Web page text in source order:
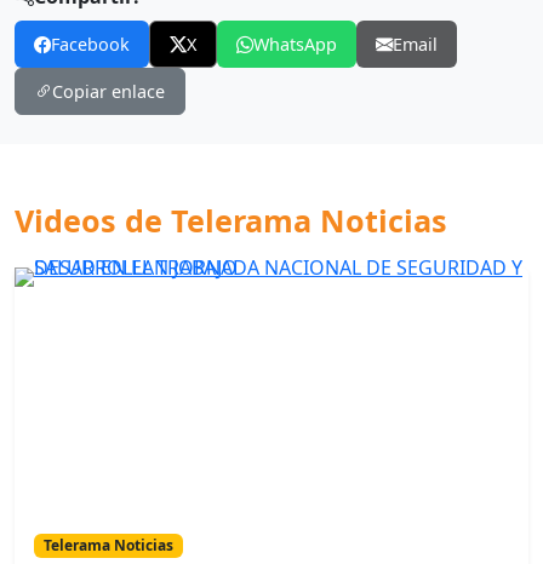
Facebook X WhatsApp Email
Copiar enlace
Videos de Telerama Noticias
Telerama Noticias